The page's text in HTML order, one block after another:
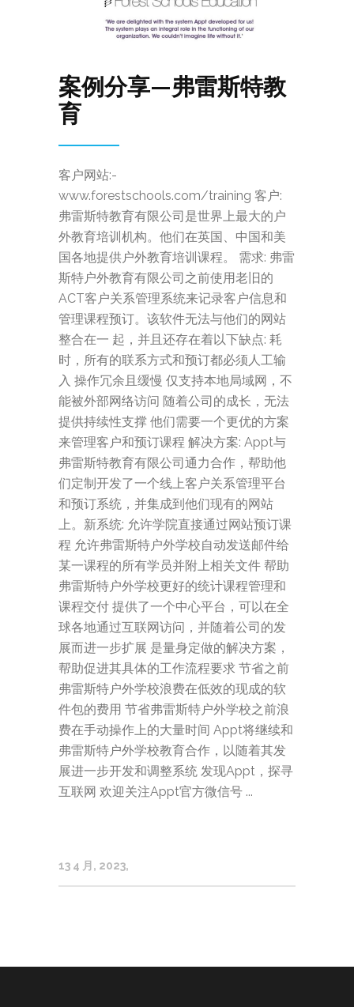
案例分享—弗雷斯特教
育
客户网站:-
www.forestschools.com/training 客户:
弗雷斯特教育有限公司是世界上最大的户
外教育培训机构。他们在英国、中国和美
国各地提供户外教育培训课程。 需求: 弗雷
斯特户外教育有限公司之前使用老旧的
ACT客户关系管理系统来记录客户信息和
管理课程预订。该软件无法与他们的网站
整合在一 起，并且还存在着以下缺点: 耗
时，所有的联系方式和预订都必须人工输
入 操作冗余且缓慢 仅支持本地局域网，不
能被外部网络访问 随着公司的成长，无法
提供持续性支撑 他们需要一个更优的方案
来管理客户和预订课程 解决方案: Appt与
弗雷斯特教育有限公司通力合作，帮助他
们定制开发了一个线上客户关系管理平台
和预订系统，并集成到他们现有的网站
上。新系统: 允许学院直接通过网站预订课
程 允许弗雷斯特户外学校自动发送邮件给
某一课程的所有学员并附上相关文件 帮助
弗雷斯特户外学校更好的统计课程管理和
课程交付 提供了一个中心平台，可以在全
球各地通过互联网访问，并随着公司的发
展而进一步扩展 是量身定做的解决方案，
帮助促进其具体的工作流程要求 节省之前
弗雷斯特户外学校浪费在低效的现成的软
件包的费用 节省弗雷斯特户外学校之前浪
费在手动操作上的大量时间 Appt将继续和
弗雷斯特户外学校教育合作，以随着其发
展进一步开发和调整系统 发现Appt，探寻
互联网 欢迎关注Appt官方微信号 ...
13 4 月, 2023